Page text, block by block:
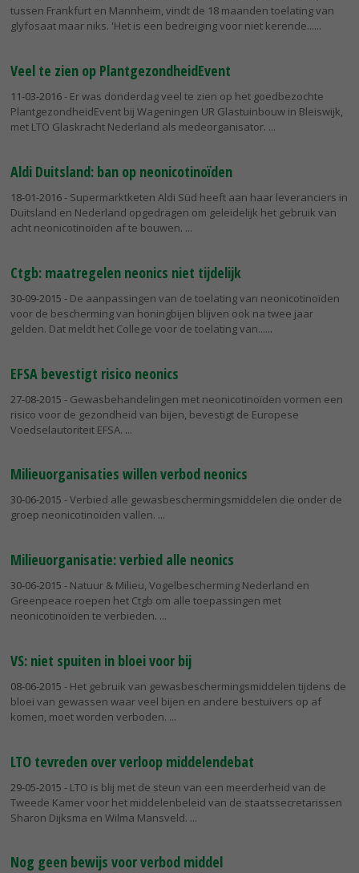
tussen Frankfurt en Mannheim, vindt de 18 maanden toelating van
glyfosaat maar niks. 'Het is een bedreiging voor niet kerende...
Veel te zien op PlantgezondheidEvent
11-03-2016- Er was donderdag veel te zien op het goedbezochte
PlantgezondheidEvent bij Wageningen UR Glastuinbouw in Bleiswijk,
met LTO Glaskracht Nederland als medeorganisator.
Aldi Duitsland: ban op neonicotinoïden
18-01-2016- Supermarktketen Aldi Süd heeft aan haar leveranciers in
Duitsland en Nederland opgedragen om geleidelijk het gebruik van
acht neonicotinoïden af te bouwen.
Ctgb: maatregelen neonics niet tijdelijk
30-09-2015 - De aanpassingen van de toelating van neonicotinoïden
voor de bescherming van honingbijen blijven ook na twee jaar
gelden. Dat meldt het College voor de toelating van...
EFSA bevestigt risico neonics
27-08-2015 - Gewasbehandelingen met neonicotinoïden vormen een
risico voor de gezondheid van bijen, bevestigt de Europese
Voedselautoriteit EFSA.
Milieuorganisaties willen verbod neonics
30-06-2015 - Verbied alle gewasbeschermingsmiddelen die onder de
groep neonicotinoïden vallen.
Milieuorganisatie: verbied alle neonics
30-06-2015 - Natuur & Milieu, Vogelbescherming Nederland en
Greenpeace roepen het Ctgb om alle toepassingen met
neonicotinoïden te verbieden.
VS: niet spuiten in bloei voor bij
08-06-2015 - Het gebruik van gewasbeschermingsmiddelen tijdens de
bloei van gewassen waar veel bijen en andere bestuivers op af
komen, moet worden verboden.
LTO tevreden over verloop middelendebat
29-05-2015 - LTO is blij met de steun van een meerderheid van de
Tweede Kamer voor het middelenbeleid van de staatssecretarissen
Sharon Dijksma en Wilma Mansveld.
Nog geen bewijs voor verbod middel